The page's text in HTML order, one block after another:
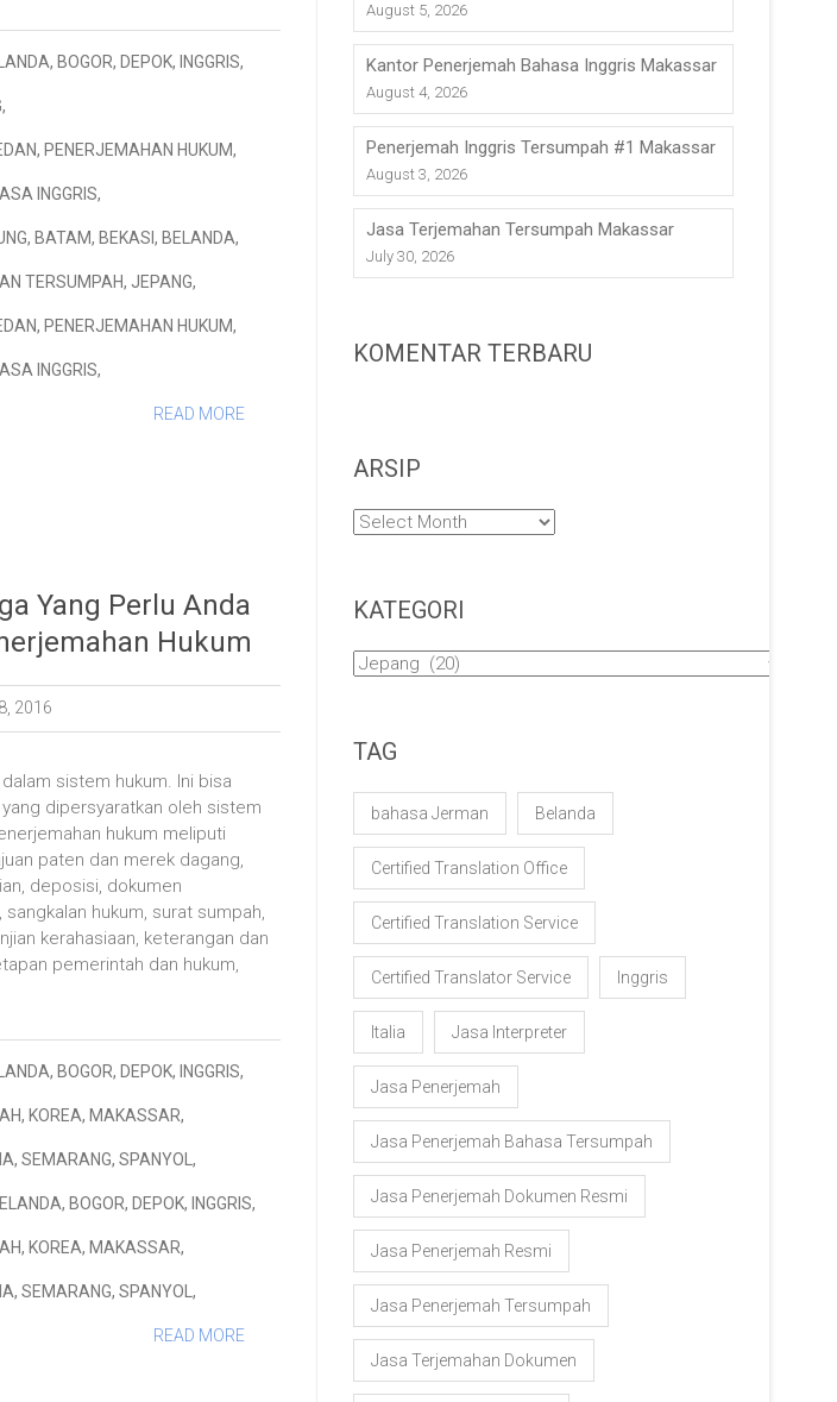
, BOGOR, DEPOK, INGGRIS,
,
, PENERJEMAHAN HUKUM,
INGGRIS,
, BATAM, BEKASI , BELANDA,
TERSUMPAH, JEPANG,
, PENERJEMAHAN HUKUM,
INGGRIS,
READ MORE
Yang Perlu Anda
Hukum
2016
sistem hukum. Ini bisa
dipersyaratkan oleh sistem
hukum meliputi
paten dan merek dagang,
deposisi, dokumen
hukum, surat sumpah,
kerahasiaan, keterangan dan
pemerintah dan hukum,
, BOGOR, DEPOK, INGGRIS,
, KOREA, MAKASSAR,
, SEMARANG, SPANYOL ,
, BOGOR, DEPOK, INGGRIS,
, KOREA, MAKASSAR,
, SEMARANG, SPANYOL ,
READ MORE
August 5, 2026
Kantor Penerjemah Bahasa Inggris Makassar
August 4, 2026
Penerjemah Inggris Tersumpah #1 Makassar
August 3, 2026
Jasa Terjemahan Tersumpah Makassar
July 30, 2026
KOMENTAR TERBARU
ARSIP
Arsip
KATEGORI
Kategori
TAG
bahasa Jerman Belanda
Certified Translation Office
Certified Translation Service
Certified Translator Service Inggris
Italia Jasa Interpreter
Jasa Penerjemah
Jasa Penerjemah Bahasa Tersumpah
Jasa Penerjemah Dokumen Resmi
Jasa Penerjemah Resmi
Jasa Penerjemah Tersumpah
Jasa Terjemahan Dokumen